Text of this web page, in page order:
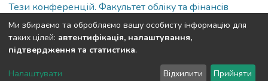
Тези конференцій. Факультет обліку та фінансів
Full item page
DSpace software copyright © 2002-2026 LYRASIS
Ми збираємо та обробляємо вашу особисту інформацію для
таких цілей: автентифікація, налаштування,
підтвердження та статистика.
Налаштувати Відхилити Прийняти